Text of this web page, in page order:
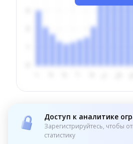
Доступ к аналитике
Зарегистрируйтесь, чтобы
статистику